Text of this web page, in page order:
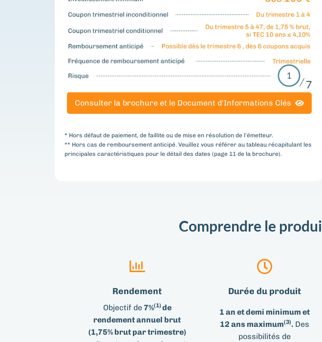
Consulter la brochure et le Document d'Informations Clés
* Hors défaut de paiement, de faillite ou de mise en résolution de l’émetteur.
** Hors cas de remboursement anticipé. Veuillez vous référer au tableau récapitulant les
principales caractéristiques pour le détail des dates (page 11 de la brochure).
Comprendre le
Rendement
Objectif de7%(1)de
rendement annuel brut
(1,75% brut par trimestre)
Durée du produit
1 an et demi minimum et
12 ans maximum(3). Des
possibilités de